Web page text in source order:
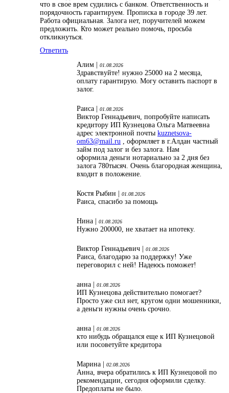
что в свое врем судились с банком. Ответственность и
порядочность гарантируем. Прописка в городе 39 лет.
Работа официальная. Залога нет, поручителей можем
предложить. Кто может реально помочь, просьба
откликнуться.
Ответить
Алим | 01.08.2026
Здравствуйте! нужно 25000 на 2 месяца,
оплату гарантирую. Могу оставить паспорт в
залог.
Раиса | 01.08.2026
Виктор Геннадьевич, попробуйте написать
кредитору ИП Кузнецова Ольга Матвеевна
адрес электронной почты kuznetsova-
om63@mail.ru , оформляет в г.Алдан частный
займ под залог и без залога. Нам
оформила деньги нотариально за 2 дня без
залога 780тысяч. Очень благородная женщина,
входит в положение.
Костя Рыбин | 01.08.2026
Раиса, спасибо за помощь
Нина | 01.08.2026
Нужно 200000, не хватает на ипотеку.
Виктор Геннадьевич | 01.08.2026
Раиса, благодарю за поддержку! Уже
переговорил с ней! Надеюсь поможет!
анна | 01.08.2026
ИП Кузнецова действительно помогает?
Просто уже сил нет, кругом одни мошенники,
а деньги нужны очень срочно.
анна | 01.08.2026
кто нибудь обращался еще к ИП Кузнецовой
или посоветуйте кредитора
Марина | 02.08.2026
Анна, вчера обратились к ИП Кузнецовой по
рекомендации, сегодня оформили сделку.
Предоплаты не было.